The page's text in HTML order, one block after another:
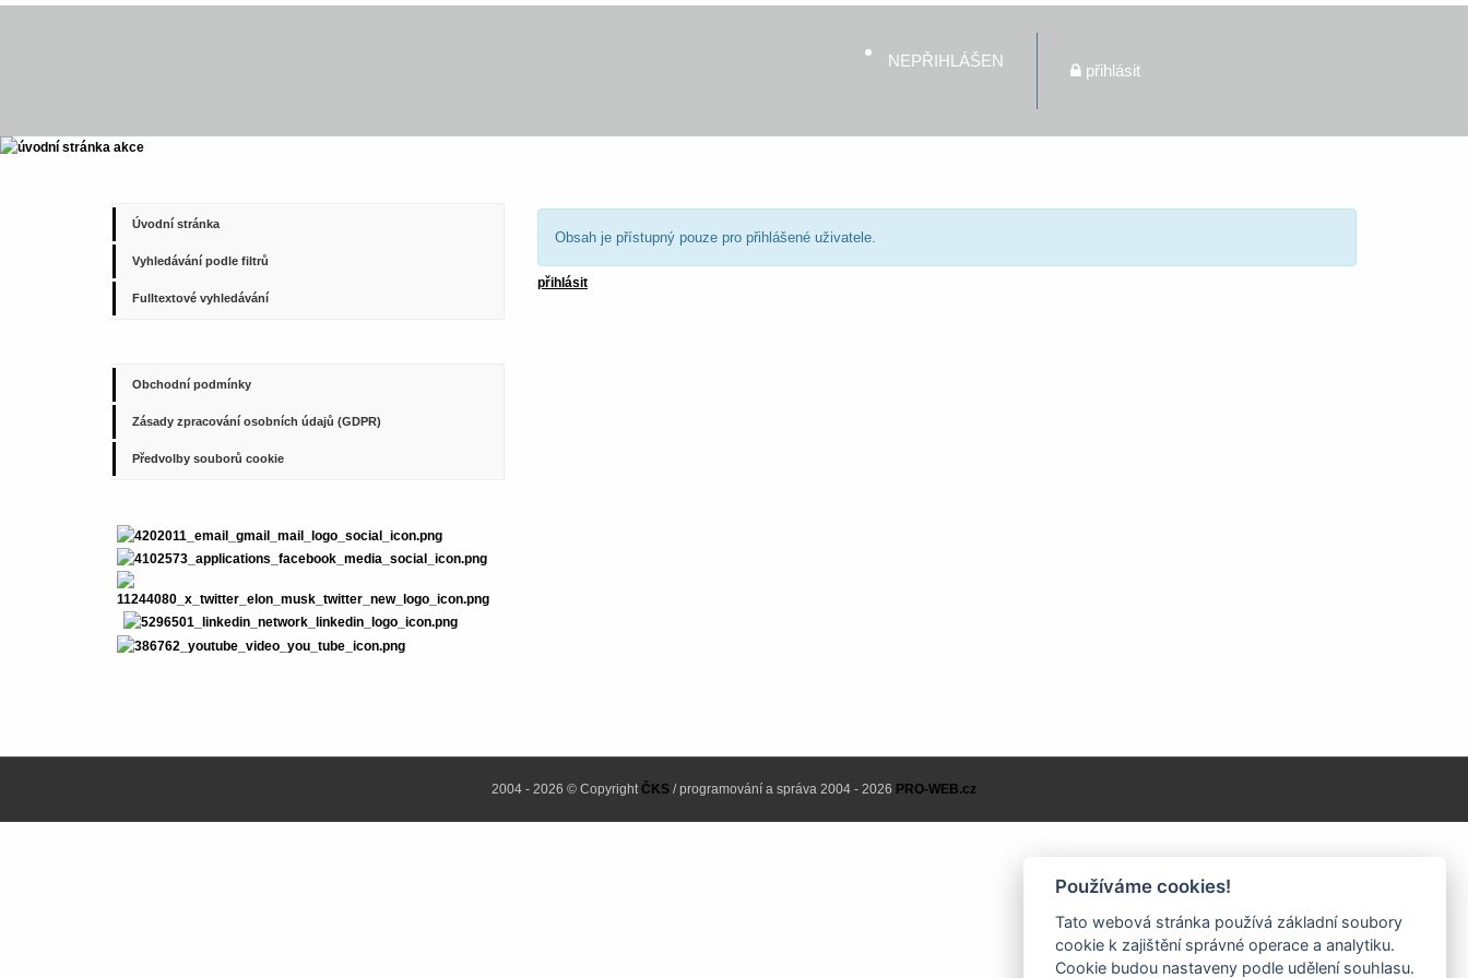
NEPŘIHLÁŠEN
přihlásit
Úvodní stránka
Vyhledávání podle filtrů
Fulltextové vyhledávání
Obchodní podmínky
Zásady zpracování osobních údajů (GDPR)
Předvolby souborů cookie
Obsah je přístupný pouze pro přihlášené uživatele.
přihlásit
2004 - 2026 © Copyright ČKS / programování a správa 2004 - 2026 PRO-WEB.cz
Používáme cookies!
Tato webová stránka používá základní soubory
cookie k zajištění správné operace a analytiku.
Cookie budou nastaveny podle udělení souhlasu.